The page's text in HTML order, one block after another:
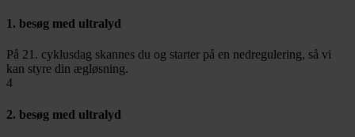
1. besøg med ultralyd
På 21. cyklusdag skannes du og starter på en nedregulering, så vi
kan styre din ægløsning.
4
2. besøg med ultralyd